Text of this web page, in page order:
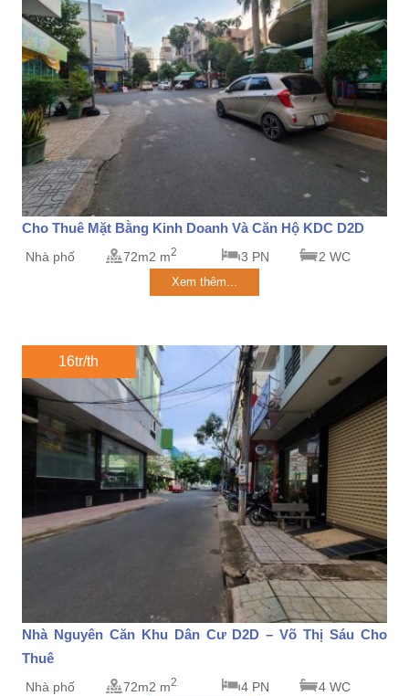
Cho Thuê Mặt Bằng Kinh Doanh Và Căn Hộ KDC D2D
Nhà phố 72m2 m2 3 PN 2 WC
Xem thêm...
16tr/th
Nhà Nguyên Căn Khu Dân Cư D2D – Võ Thị Sáu Cho
Thuê
Nhà phố 72m2 m2 4 PN 4 WC